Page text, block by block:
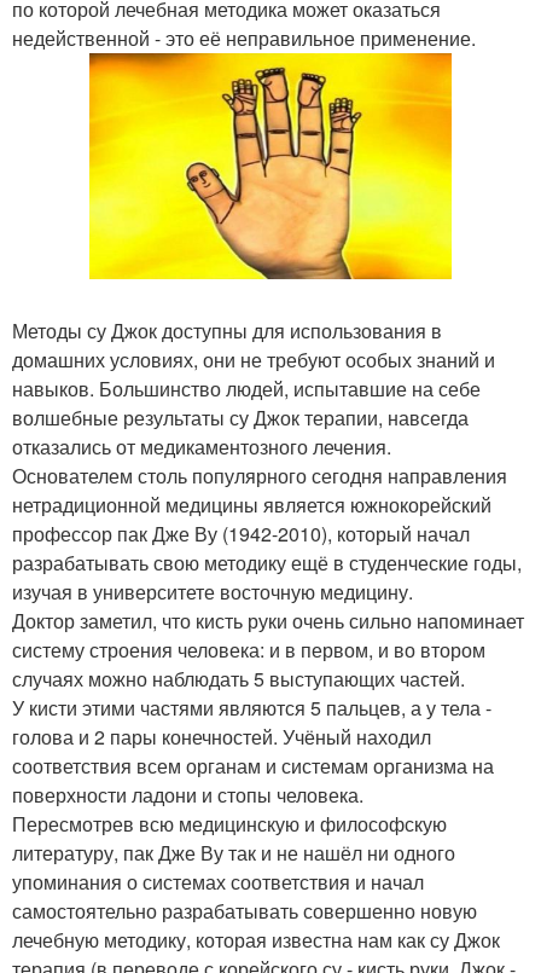
по которой лечебная методика может оказаться
недейственной - это её неправильное применение.
Методы су Джок доступны для использования в
домашних условиях, они не требуют особых знаний и
навыков. Большинство людей, испытавшие на себе
волшебные результаты су Джок терапии, навсегда
отказались от медикаментозного лечения.
Основателем столь популярного сегодня направления
нетрадиционной медицины является южнокорейский
профессор пак Дже Ву (1942-2010), который начал
разрабатывать свою методику ещё в студенческие годы,
изучая в университете восточную медицину.
Доктор заметил, что кисть руки очень сильно напоминает
систему строения человека: и в первом, и во втором
случаях можно наблюдать 5 выступающих частей.
У кисти этими частями являются 5 пальцев, а у тела -
голова и 2 пары конечностей. Учёный находил
соответствия всем органам и системам организма на
поверхности ладони и стопы человека.
Пересмотрев всю медицинскую и философскую
литературу, пак Дже Ву так и не нашёл ни одного
упоминания о системах соответствия и начал
самостоятельно разрабатывать совершенно новую
лечебную методику, которая известна нам как су Джок